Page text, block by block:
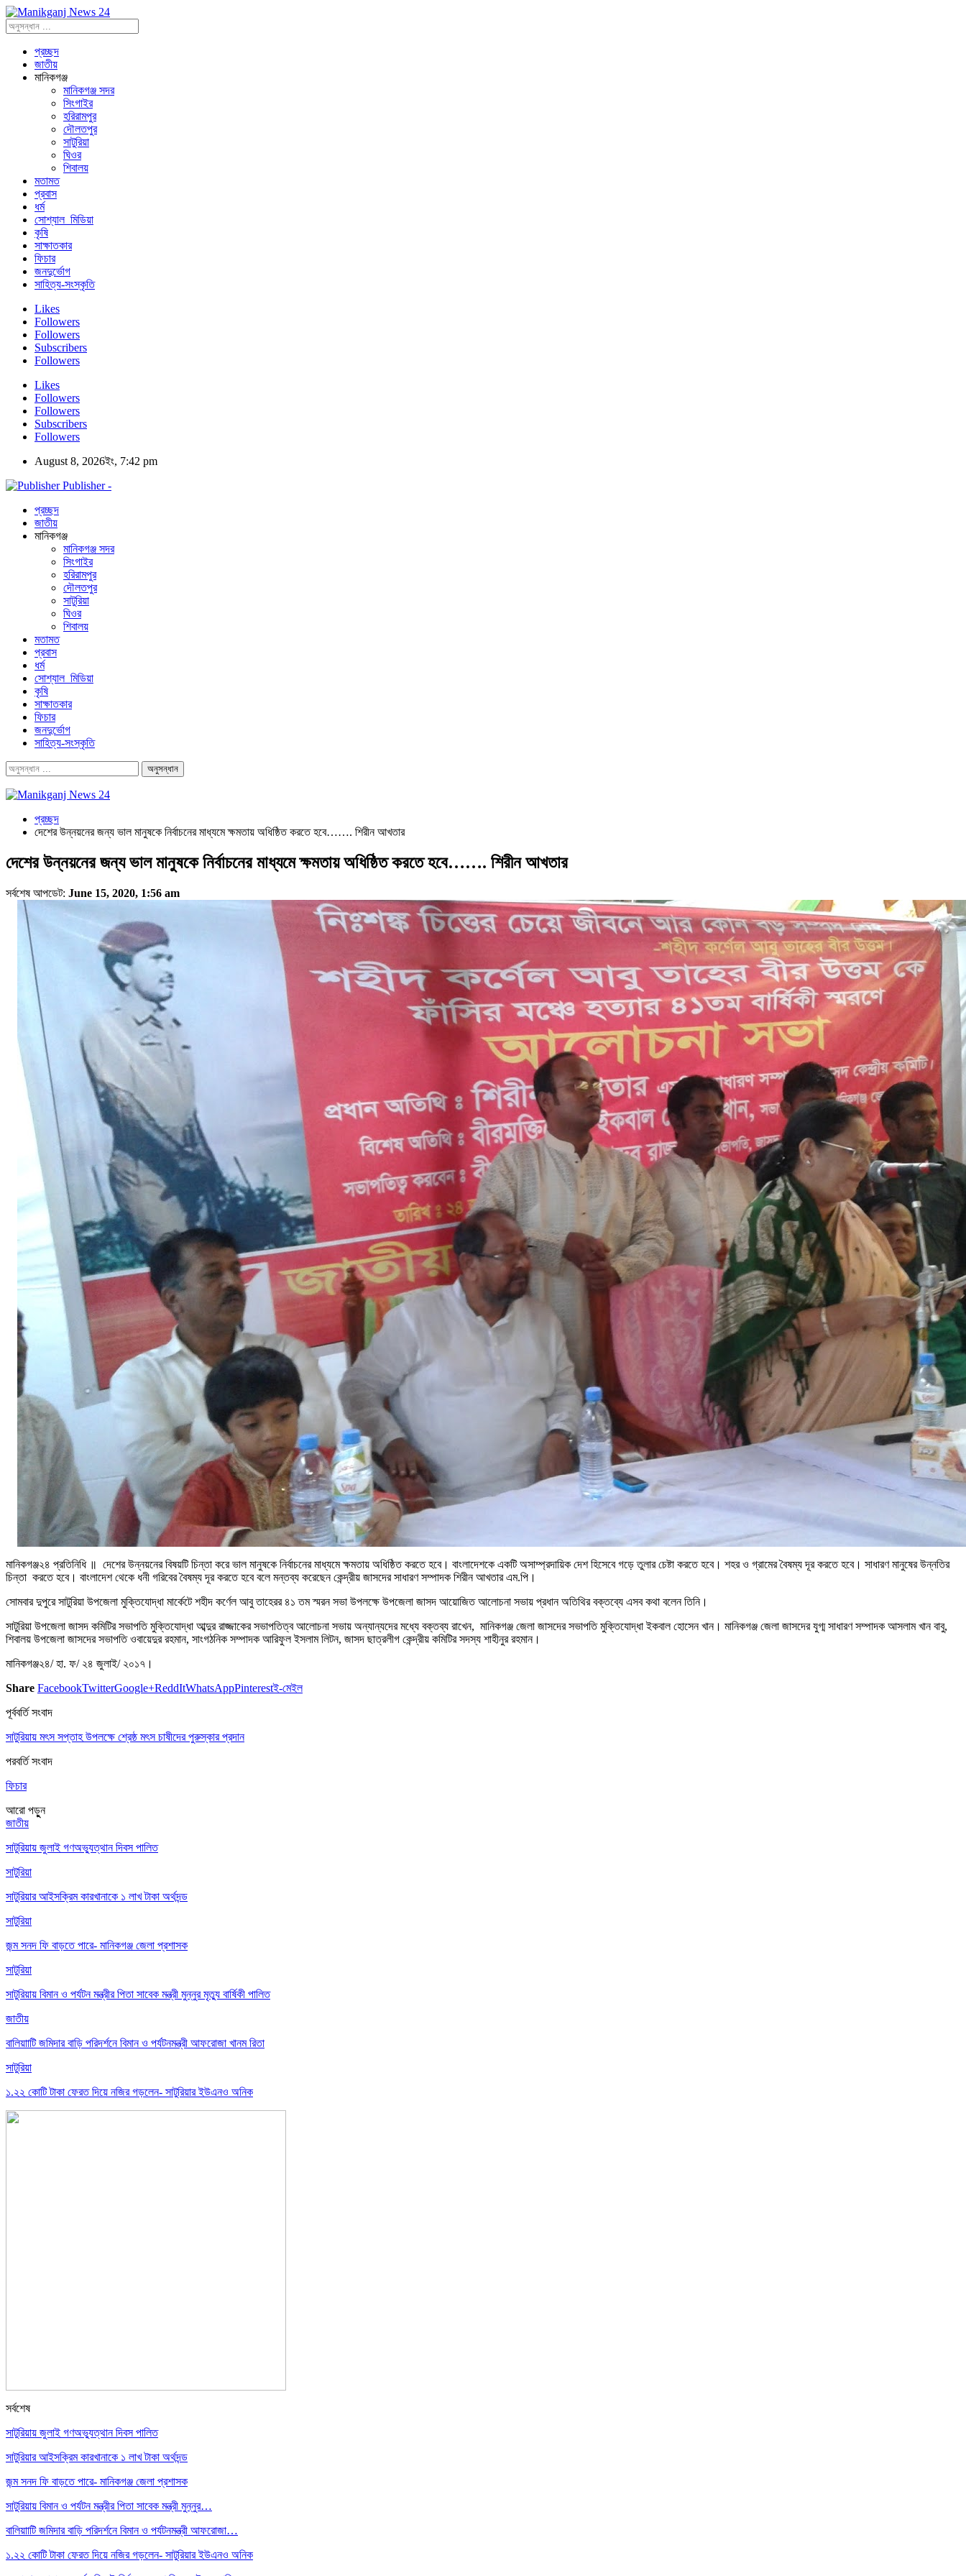
প্রচ্ছদ
জাতীয়
মানিকগঞ্জ
মানিকগঞ্জ সদর
সিংগাইর
হরিরামপুর
দৌলতপুর
সাটুরিয়া
ঘিওর
শিবালয়
মতামত
প্রবাস
ধর্ম
সোশ্যাল_মিডিয়া
কৃষি
সাক্ষাতকার
ফিচার
জনদুর্ভোগ
সাহিত্য-সংস্কৃতি
Likes
Followers
Followers
Subscribers
Followers
Likes
Followers
Followers
Subscribers
Followers
August 8, 2026ইং, 7:42 pm
Publisher -
প্রচ্ছদ
জাতীয়
মানিকগঞ্জ
মানিকগঞ্জ সদর
সিংগাইর
হরিরামপুর
দৌলতপুর
সাটুরিয়া
ঘিওর
শিবালয়
মতামত
প্রবাস
ধর্ম
সোশ্যাল_মিডিয়া
কৃষি
সাক্ষাতকার
ফিচার
জনদুর্ভোগ
সাহিত্য-সংস্কৃতি
প্রচ্ছদ
দেশের উন্নয়নের জন্য ভাল মানুষকে নির্বাচনের মাধ্যমে ক্ষমতায় অধিষ্ঠিত করতে হবে……. শিরীন আখতার
দেশের উন্নয়নের জন্য ভাল মানুষকে নির্বাচনের মাধ্যমে ক্ষমতায় অধিষ্ঠিত করতে হবে……. শিরীন আখতার
সর্বশেষ আপডেট: June 15, 2020, 1:56 am
মানিকগঞ্জ২৪ প্রতিনিধি ॥ দেশের উন্নয়নের বিষয়টি চিন্তা করে ভাল মানুষকে নির্বাচনের মাধ্যমে ক্ষমতায় অধিষ্ঠিত করতে হবে। বাংলাদেশকে একটি অসাম্প্রদায়িক দেশ হিসেবে গড়ে তুলার চেষ্টা করতে হবে। শহর ও গ্রামের বৈষম্য দূর করতে হবে। সাধারণ মানুষের উন্নতির
চিন্তা করতে হবে। বাংলাদেশ থেকে ধনী গরিবের বৈষম্য দূর করতে হবে বলে মন্তব্য করেছেন কেন্দ্রীয় জাসদের সাধারণ সম্পাদক শিরীন আখতার এম.পি।
সোমবার দুপুরে সাটুরিয়া উপজেলা মুক্তিযোদ্ধা মার্কেটে শহীদ কর্ণেল আবু তাহেরর ৪১ তম স্মরন সভা উপলক্ষে উপজেলা জাসদ আয়োজিত আলোচনা সভায় প্রধান অতিথির বক্তব্যে এসব কথা বলেন তিনি।
সাটুরিয়া উপজেলা জাসদ কমিটির সভাপতি মুক্তিযোদ্ধা আব্দুর রাজ্জাকের সভাপতিত্ব আলোচনা সভায় অন্যান্যদের মধ্যে বক্তব্য রাখেন, মানিকগঞ্জ জেলা জাসদের সভাপতি মুক্তিযোদ্ধা ইকবাল হোসেন খান। মানিকগঞ্জ জেলা জাসদের যুগ্ম সাধারণ সম্পাদক আসলাম খান বাবু,
শিবালয় উপজেলা জাসদের সভাপতি ওবায়েদুর রহমান, সাংগঠনিক সম্পাদক আরিফুল ইসলাম লিটন, জাসদ ছাত্রলীগ কেন্দ্রীয় কমিটির সদস্য শাহীনুর রহমান।
মানিকগঞ্জ২৪/ হা. ফ/ ২৪ জুলাই/ ২০১৭।
Share FacebookTwitterGoogle+ReddItWhatsAppPinterestই-মেইল
পূর্ববর্তি সংবাদ
সাটুরিয়ায় মৎস সপ্তাহ উপলক্ষে শ্রেষ্ঠ মৎস চাষীদের পুরুস্কার প্রদান
পরবর্তি সংবাদ
ফিচার
আরো পড়ুুন
জাতীয়
সাটুরিয়ায় জুলাই গণঅভ্যুত্থান দিবস পালিত
সাটুরিয়া
সাটুরিয়ার আইসক্রিম কারখানাকে ১ লাখ টাকা অর্থদন্ড
সাটুরিয়া
জন্ম সনদ ফি বাড়তে পারে- মানিকগঞ্জ জেলা প্রশাসক
সাটুরিয়া
সাটুরিয়ায় বিমান ও পর্যটন মন্ত্রীর পিতা সাবেক মন্ত্রী মুন্নুর মৃত্যু বার্ষিকী পালিত
জাতীয়
বালিয়াাটি জমিদার বাড়ি পরিদর্শনে বিমান ও পর্যটনমন্ত্রী আফরোজা খানম রিতা
সাটুরিয়া
১.২২ কোটি টাকা ফেরত দিয়ে নজির গড়লেন- সাটুরিয়ার ইউএনও অনিক
সর্বশেষ
সাটুরিয়ায় জুলাই গণঅভ্যুত্থান দিবস পালিত
সাটুরিয়ার আইসক্রিম কারখানাকে ১ লাখ টাকা অর্থদন্ড
জন্ম সনদ ফি বাড়তে পারে- মানিকগঞ্জ জেলা প্রশাসক
সাটুরিয়ায় বিমান ও পর্যটন মন্ত্রীর পিতা সাবেক মন্ত্রী মুন্নুর…
বালিয়াাটি জমিদার বাড়ি পরিদর্শনে বিমান ও পর্যটনমন্ত্রী আফরোজা…
১.২২ কোটি টাকা ফেরত দিয়ে নজির গড়লেন- সাটুরিয়ার ইউএনও অনিক